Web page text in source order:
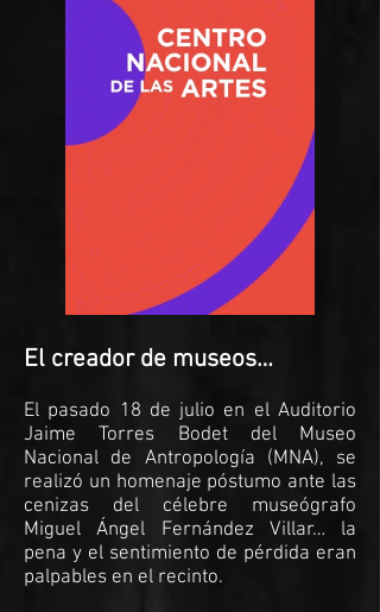
El creador de museos…
El pasado 18 de julio en el Auditorio
Jaime Torres Bodet del Museo
Nacional de Antropología (MNA), se
realizó un homenaje póstumo ante las
cenizas del célebre museógrafo
Miguel Ángel Fernández Villar… la
pena y el sentimiento de pérdida eran
palpables en el recinto.